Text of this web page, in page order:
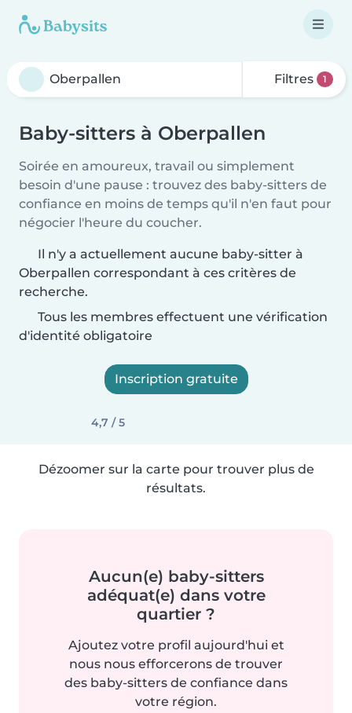
Filtres 1
Baby-sitters à Oberpallen
Soirée en amoureux, travail ou simplement
besoin d'une pause : trouvez des baby-sitters de
confiance en moins de temps qu'il n'en faut pour
négocier l'heure du coucher.
Il n'y a actuellement aucune baby-sitter à
Oberpallen correspondant à ces critères de
recherche.
Tous les membres effectuent une vérification
d'identité obligatoire
Inscription gratuite
4,7 / 5
Dézoomer sur la carte pour trouver plus de
résultats.
Aucun(e) baby-sitters
adéquat(e) dans votre
quartier ?
Ajoutez votre profil aujourd'hui et
nous nous efforcerons de trouver
des baby-sitters de confiance dans
votre région.